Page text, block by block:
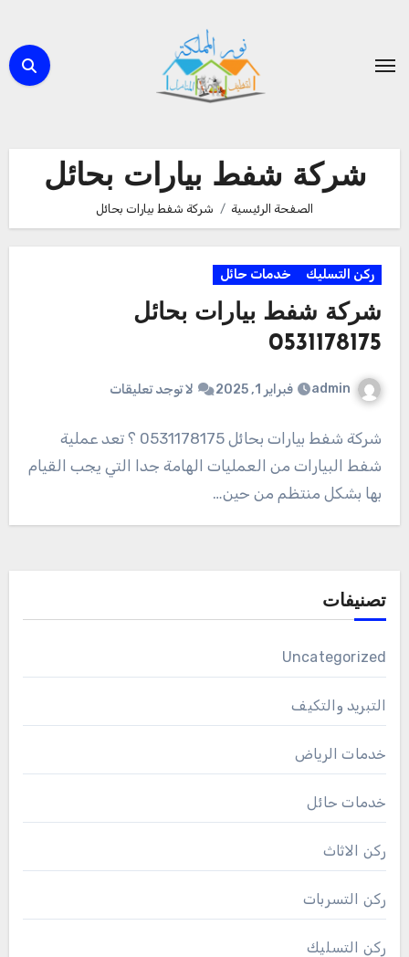
المحتوى
شركة شفط بيارات بحائل
الصفحة الرئيسية شركة شفط بيارات بحائل
ركن التسليك خدمات حائل
شركة شفط بيارات بحائل
0531178175
admin فبراير 1, 2025 لا توجد تعليقات
شركة شفط بيارات بحائل 0531178175 ؟ تعد عملية
شفط البيارات من العمليات الهامة جدا التي يجب القيام
بها بشكل منتظم من حين…
تصنيفات
Uncategorized
التبريد والتكيف
خدمات الرياض
خدمات حائل
ركن الاثاث
ركن التسربات
ركن التسليك